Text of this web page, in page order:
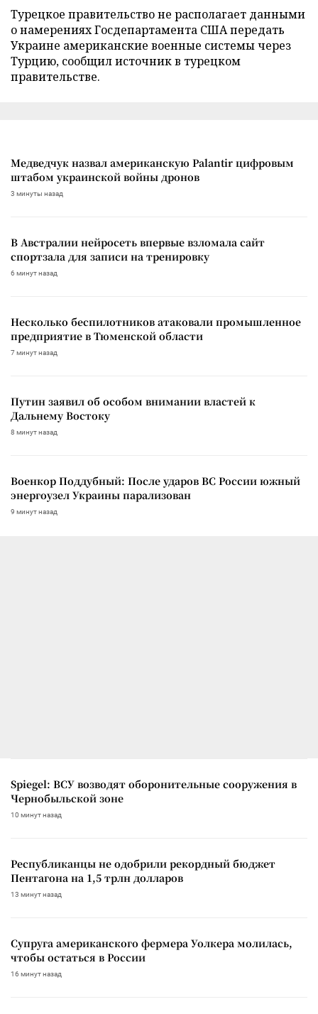
Турецкое правительство не располагает данными
о намерениях Госдепартамента США передать
Украине американские военные системы через
Турцию, сообщил источник в турецком
правительстве.
Медведчук назвал американскую Palantir цифровым
штабом украинской войны дронов
3 минуты назад
В Австралии нейросеть впервые взломала сайт
спортзала для записи на тренировку
6 минут назад
Несколько беспилотников атаковали промышленное
предприятие в Тюменской области
7 минут назад
Путин заявил об особом внимании властей к
Дальнему Востоку
8 минут назад
Военкор Поддубный: После ударов ВС России южный
энергоузел Украины парализован
9 минут назад
Spiegel: ВСУ возводят оборонительные сооружения в
Чернобыльской зоне
10 минут назад
Республиканцы не одобрили рекордный бюджет
Пентагона на 1,5 трлн долларов
13 минут назад
Супруга американского фермера Уолкера молилась,
чтобы остаться в России
16 минут назад